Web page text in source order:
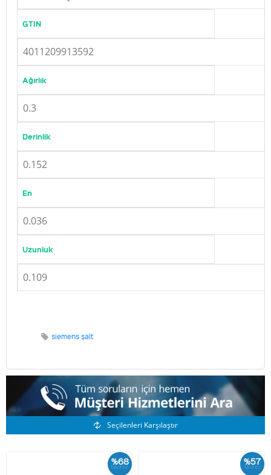
GTIN
4011209913592
Ağırlık
0.3
Derinlik
0.152
En
0.036
Uzunluk
0.109
siemens şalt
Benzer Ürünler
Seçilenleri Karşılaştır
%68
İskonto %57
İskonto